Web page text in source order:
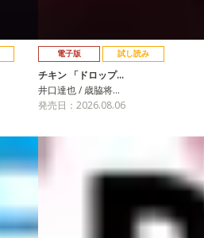
電子版 試し読み
チキン 「ドロップ…
井口達也 / 歳脇将…
発売日：2026.08.06